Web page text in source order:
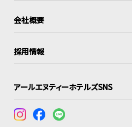
会社概要
採用情報
アールエヌティーホテルズSNS